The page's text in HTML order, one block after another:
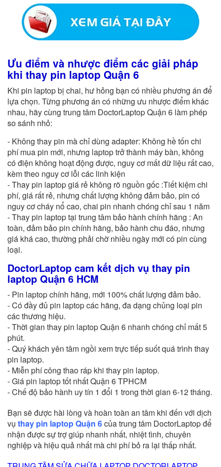
Ưu điểm và nhược điểm các giải pháp
khi thay pin laptop Quận 6
Khi pin laptop bị chai, hư hỏng bạn có nhiều phương án để
lựa chọn. Từng phương án có những ưu nhược điểm khác
nhau, hãy cùng trung tâm DoctorLaptop Quận 6 làm phép
so sánh nhỏ:
- Không thay pin mà chỉ dùng adapter: Không hề tốn chi
phí mua pin mới, nhưng laptop trở thành máy bàn, không
có điện không hoạt động được, nguy cơ mất dữ liệu rất cao,
kèm theo nguy cơ lỗi các linh kiện
- Thay pin laptop giá rẻ không rõ nguồn gốc :Tiết kiệm chi
phí, giá rất rẻ, nhưng chất lượng không đảm bảo, pin có
nguy cơ cháy nổ cao, chai pin nhanh chóng chỉ sau 1 năm
- Thay pin laptop tại trung tâm bảo hành chính hãng : An
toàn, đảm bảo pin chính hãng, bảo hành chu đáo, nhưng
giá khá cao, thường phải chờ nhiều ngày mới có pin cùng
loại.
DoctorLaptop cam kết dịch vụ thay pin
laptop Quận 6 HCM
- Pin laptop chính hãng, mới 100% chất lượng đảm bảo.
- Có đầy đủ pin laptop các hãng, đa dạng chủng loại pin
các thương hiệu.
- Thời gian thay pin laptop Quận 6 nhanh chóng chỉ mất 5
phút.
- Quý khách yên tâm ngồi xem trực tiếp suốt quá trình thay
pin laptop.
- Miễn phí công thao ráp khi thay pin laptop.
- Giá pin laptop tốt nhất Quận 6 TPHCM
- Chế độ bảo hành uy tín 1 đổi 1 trong thời gian 6-12 tháng.
Bạn sẽ được hài lòng và hoàn toàn an tâm khi đến với dịch
vụ thay pin laptop Quận 6của trung tâm DoctorLaptopđể
nhận được sự trợ giúp nhanh nhất, nhiệt tình, chuyên
nghiệp và hiệu quả nhất mà chi phí bỏ ra lại thấp nhất.